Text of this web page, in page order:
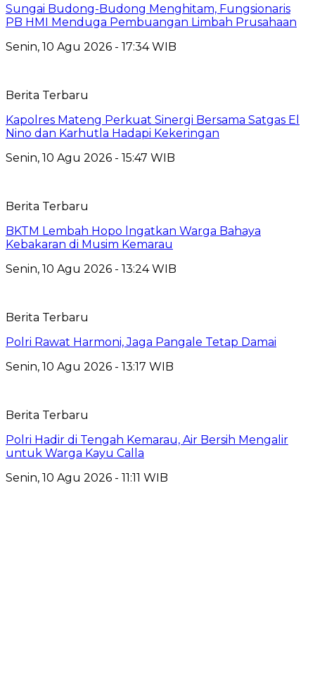
Sungai Budong-Budong Menghitam, Fungsionaris
PB HMI Menduga Pembuangan Limbah Prusahaan
Senin, 10 Agu 2026 - 17:34 WIB
Berita Terbaru
Kapolres Mateng Perkuat Sinergi Bersama Satgas El
Nino dan Karhutla Hadapi Kekeringan
Senin, 10 Agu 2026 - 15:47 WIB
Berita Terbaru
BKTM Lembah Hopo lngatkan Warga Bahaya
Kebakaran di Musim Kemarau
Senin, 10 Agu 2026 - 13:24 WIB
Berita Terbaru
Polri Rawat Harmoni, Jaga Pangale Tetap Damai
Senin, 10 Agu 2026 - 13:17 WIB
Berita Terbaru
Polri Hadir di Tengah Kemarau, Air Bersih Mengalir
untuk Warga Kayu Calla
Senin, 10 Agu 2026 - 11:11 WIB